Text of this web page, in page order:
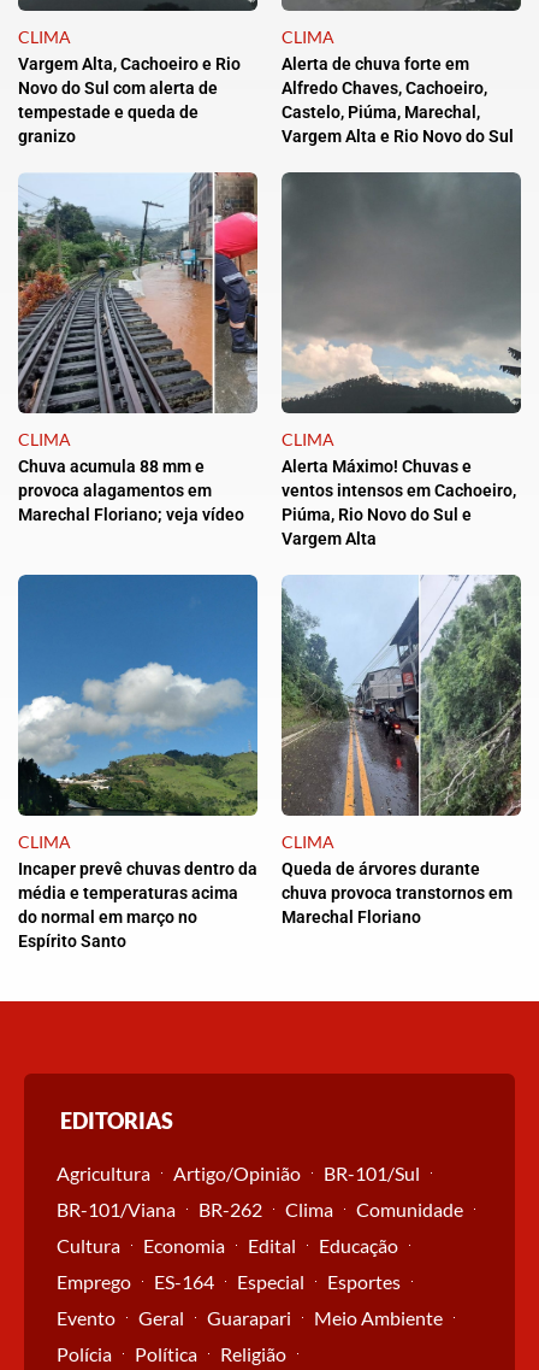
CLIMA
Vargem Alta, Cachoeiro e Rio
Novo do Sul com alerta de
tempestade e queda de
granizo
CLIMA
Alerta de chuva forte em
Alfredo Chaves, Cachoeiro,
Castelo, Piúma, Marechal,
Vargem Alta e Rio Novo do Sul
CLIMA
Chuva acumula 88 mm e
provoca alagamentos em
Marechal Floriano; veja vídeo
CLIMA
Alerta Máximo! Chuvas e
ventos intensos em Cachoeiro,
Piúma, Rio Novo do Sul e
Vargem Alta
CLIMA
Incaper prevê chuvas dentro da
média e temperaturas acima
do normal em março no
Espírito Santo
CLIMA
Queda de árvores durante
chuva provoca transtornos em
Marechal Floriano
EDITORIAS
Agricultura Artigo/Opinião
BR-101/Sul
BR-101/Viana
BR-262 Clima
Comunidade
Cultura
Economia Edital
Educação
Emprego
ES-164 Especial
Esportes
Evento
Geral Guarapari
Meio Ambiente
Polícia
Política
Religião